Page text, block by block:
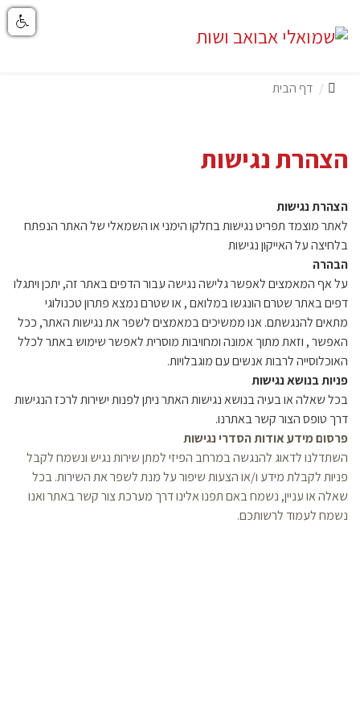
דף הבית
הצהרת נגישות
הצהרת נגישות
לאתר מוצמד תפריט נגישות בחלקו הימני או השמאלי של האתר הנפתח
בלחיצה על האייקון נגישות
הבהרה
על אף המאמצים לאפשר גלישה נגישה עבור הדפים באתר זה, יתכן ויתגלו
דפים באתר שטרם הונגשו במלואם , או שטרם נמצא פתרון טכנולוגי
מתאים להנגשתם. אנו ממשיכים במאמצים לשפר את נגישות האתר, ככל
האפשר , וזאת מתוך אמונה ומחויבות מוסרית לאפשר שימוש באתר לכלל
האוכלוסייה לרבות אנשים עם מוגבלויות.
פניות בנושא נגישות
בכל שאלה או בעיה בנושא נגישות האתר ניתן לפנות ישירות לרכז הנגישות
דרך טופס הצור קשר באתרנו.
פרסום מידע אודות הסדרי נגישות
השתדלנו לדאוג להנגשה במרחב הפיזי למתן שירות נגיש ונשמח לקבל
פניות לקבלת מידע ו/או הצעות שיפור על מנת לשפר את השירות. בכל
שאלה או עניין, נשמח באם תפנו אלינו דרך מערכת צור קשר באתר ואנו
נשמח לעמוד לרשותכם.